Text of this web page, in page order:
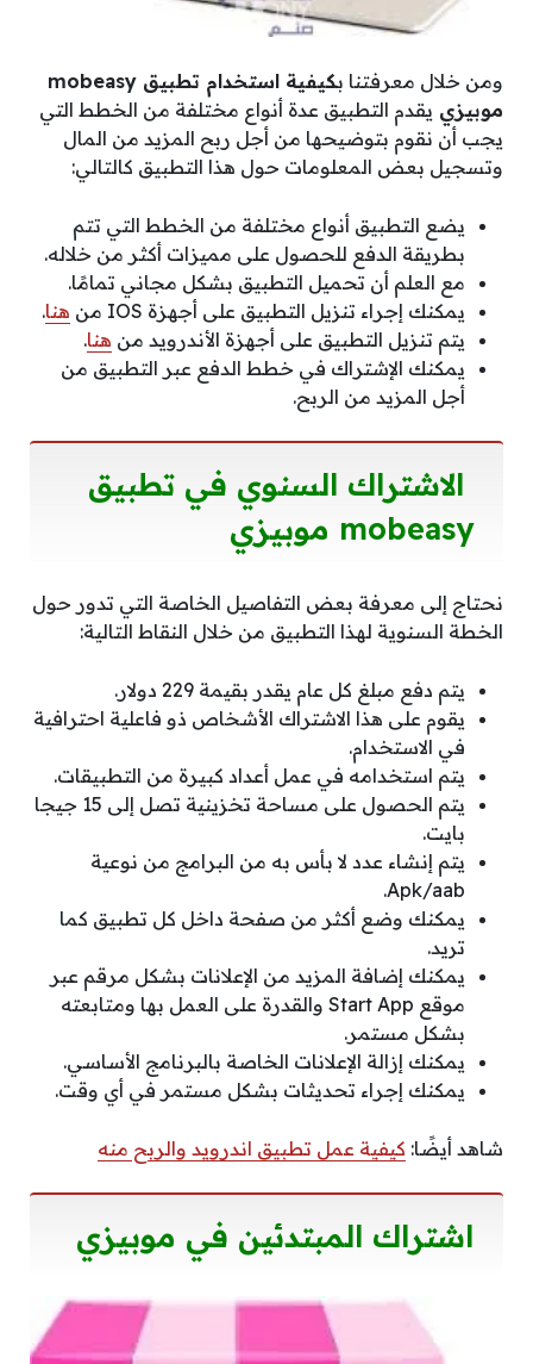
ومن خلال معرفتنا ب
كيفية استخدام تطبيق mobeasy
موبيزي يقدم التطبيق عدة أنواع مختلفة من الخطط التي
يجب أن نقوم بتوضيحها من أجل ربح المزيد من المال
وتسجيل بعض المعلومات حول هذا التطبيق كالتالي:
يضع التطبيق أنواع مختلفة من الخطط التي تتم
بطريقة الدفع للحصول على مميزات أكثر من خلاله.
مع العلم أن تحميل التطبيق بشكل مجاني تمامًا.
يمكنك إجراء تنزيل التطبيق على أجهزة IOS من
هنا.
يتم تنزيل التطبيق على أجهزة الأندرويد من هنا.
يمكنك الإشتراك في خطط الدفع عبر التطبيق من
أجل المزيد من الربح.
الاشتراك السنوي في تطبيق
mobeasy موبيزي
نحتاج إلى معرفة بعض التفاصيل الخاصة التي تدور حول
الخطة السنوية لهذا التطبيق من خلال النقاط التالية:
يتم دفع مبلغ كل عام يقدر بقيمة 229 دولار.
يقوم على هذا الاشتراك الأشخاص ذو فاعلية احترافية
في الاستخدام.
يتم استخدامه في عمل أعداد كبيرة من التطبيقات.
يتم الحصول على مساحة تخزينية تصل إلى 15 جيجا
بايت.
يتم إنشاء عدد لا بأس به من البرامج من نوعية
Apk/aab.
يمكنك وضع أكثر من صفحة داخل كل تطبيق كما
تريد.
يمكنك إضافة المزيد من الإعلانات بشكل مرقم عبر
موقع Start App والقدرة على العمل بها ومتابعته
بشكل مستمر.
يمكنك إزالة الإعلانات الخاصة بالبرنامج الأساسي.
يمكنك إجراء تحديثات بشكل مستمر في أي وقت.
شاهد أيضًا: كيفية عمل تطبيق اندرويد والربح منه
اشتراك المبتدئين في موبيزي